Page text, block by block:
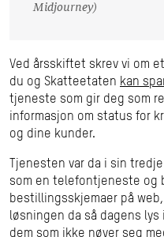
Midjourney)
Ved årsskiftet skrev vi om
du og Skatteetaten kan
tjeneste som gir deg som
informasjon om status for
og dine kunder.
Tjenesten var da i sin
som en telefontjeneste og
bestillingsskjemaer på
løsningen da så dagens
dem som ikke nøyer seg